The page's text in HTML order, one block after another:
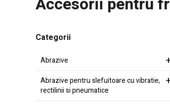
Categorii
Abrazive
Abrazive pentru slefuitoare cu vibratie,
rectilinii si pneumatice